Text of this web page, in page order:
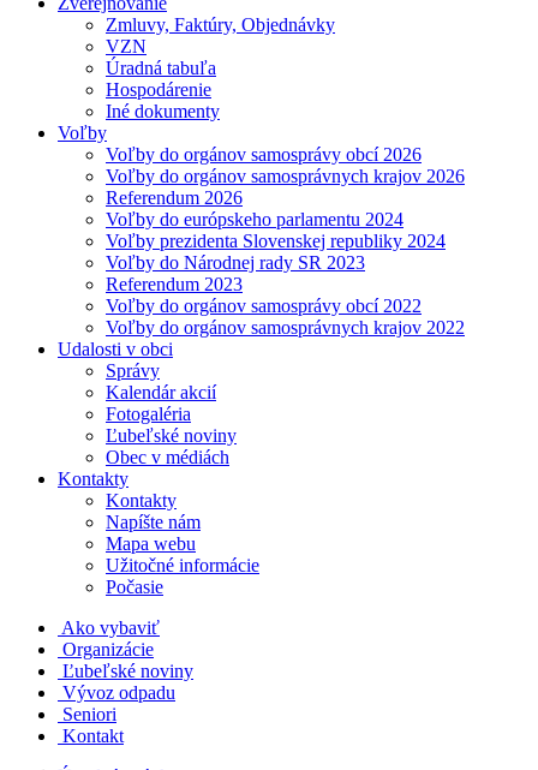
Zmluvy, Faktúry, Objednávky
VZN
Úradná tabuľa
Hospodárenie
Iné dokumenty
Voľby
Voľby do orgánov samosprávy obcí 2026
Voľby do orgánov samosprávnych krajov 2026
Referendum 2026
Voľby do európskeho parlamentu 2024
Voľby prezidenta Slovenskej republiky 2024
Voľby do Národnej rady SR 2023
Referendum 2023
Voľby do orgánov samosprávy obcí 2022
Voľby do orgánov samosprávnych krajov 2022
Udalosti v obci
Správy
Kalendár akcií
Fotogaléria
Ľubeľské noviny
Obec v médiách
Kontakty
Kontakty
Napíšte nám
Mapa webu
Užitočné informácie
Počasie
Ako vybaviť
Organizácie
Ľubeľské noviny
Vývoz odpadu
Seniori
Kontakt